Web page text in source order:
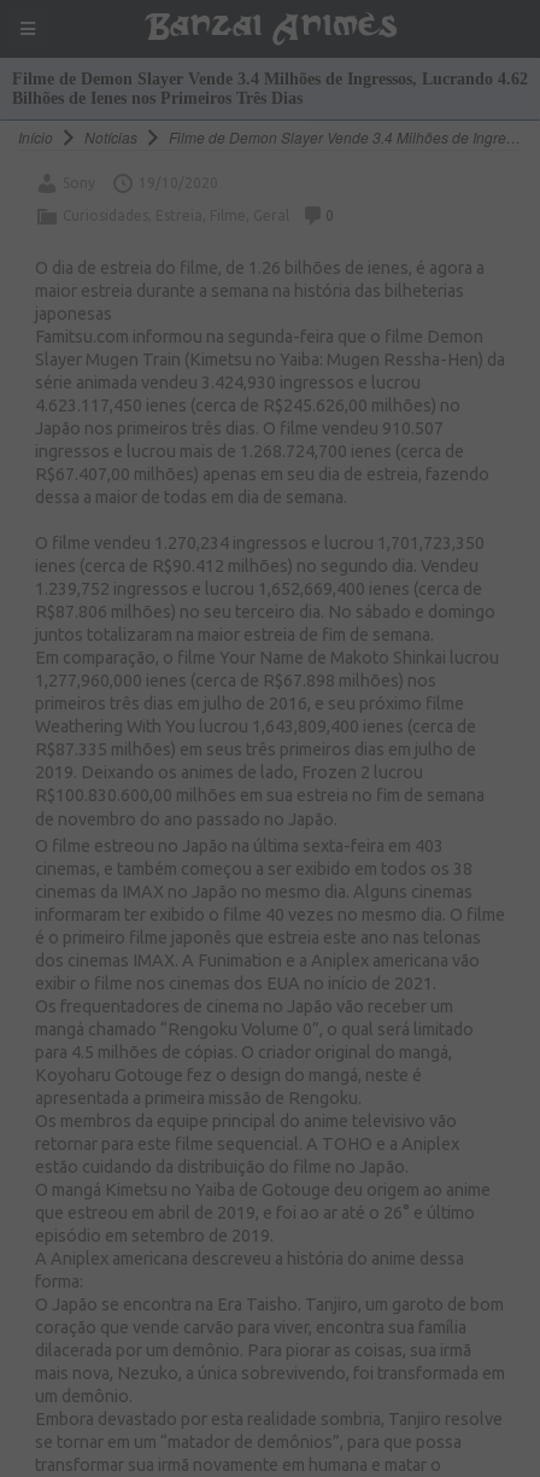
Banzai Animes
Filme de Demon Slayer Vende 3.4 Milhões de Ingressos, Lucrando 4.62
Bilhões de Ienes nos Primeiros Três Dias
Início Notícias Filme de Demon Slayer Vende 3.4 Milhões de Ingressos, Lucrando 4.62 Bilhões de Ienes nos Primeiros Três Dias
0
O dia de estreia do filme, de 1.26 bilhões de ienes, é agora a
maior estreia durante a semana na história das bilheterias
japonesas
Famitsu.com informou na segunda-feira que o filme Demon
Slayer Mugen Train (Kimetsu no Yaiba: Mugen Ressha-Hen) da
série animada vendeu 3.424,930 ingressos e lucrou
4.623.117,450 ienes (cerca de R$245.626,00 milhões) no
Japão nos primeiros três dias. O filme vendeu 910.507
ingressos e lucrou mais de 1.268.724,700 ienes (cerca de
R$67.407,00 milhões) apenas em seu dia de estreia, fazendo
dessa a maior de todas em dia de semana.
O filme vendeu 1.270,234 ingressos e lucrou 1,701,723,350
ienes (cerca de R$90.412 milhões) no segundo dia. Vendeu
1.239,752 ingressos e lucrou 1,652,669,400 ienes (cerca de
R$87.806 milhões) no seu terceiro dia. No sábado e domingo
juntos totalizaram na maior estreia de fim de semana.
Em comparação, o filme Your Name de Makoto Shinkai lucrou
1,277,960,000 ienes (cerca de R$67.898 milhões) nos
primeiros três dias em julho de 2016, e seu próximo filme
Weathering With You lucrou 1,643,809,400 ienes (cerca de
R$87.335 milhões) em seus três primeiros dias em julho de
2019. Deixando os animes de lado, Frozen 2 lucrou
R$100.830.600,00 milhões em sua estreia no fim de semana
de novembro do ano passado no Japão.
O filme estreou no Japão na última sexta-feira em 403
cinemas, e também começou a ser exibido em todos os 38
cinemas da IMAX no Japão no mesmo dia. Alguns cinemas
informaram ter exibido o filme 40 vezes no mesmo dia. O filme
é o primeiro filme japonês que estreia este ano nas telonas
dos cinemas IMAX. A Funimation e a Aniplex americana vão
exibir o filme nos cinemas dos EUA no início de 2021.
Os frequentadores de cinema no Japão vão receber um
mangá chamado “Rengoku Volume 0”, o qual será limitado
para 4.5 milhões de cópias. O criador original do mangá,
Koyoharu Gotouge fez o design do mangá, neste é
apresentada a primeira missão de Rengoku.
Os membros da equipe principal do anime televisivo vão
retornar para este filme sequencial. A TOHO e a Aniplex
estão cuidando da distribuição do filme no Japão.
O mangá Kimetsu no Yaiba de Gotouge deu origem ao anime
que estreou em abril de 2019, e foi ao ar até o 26° e último
episódio em setembro de 2019.
A Aniplex americana descreveu a história do anime dessa
forma:
O Japão se encontra na Era Taisho. Tanjiro, um garoto de bom
coração que vende carvão para viver, encontra sua família
dilacerada por um demônio. Para piorar as coisas, sua irmã
mais nova, Nezuko, a única sobrevivendo, foi transformada em
um demônio.
Embora devastado por esta realidade sombria, Tanjiro resolve
se tornar em um “matador de demônios”, para que possa
transformar sua irmã novamente em humana e matar o